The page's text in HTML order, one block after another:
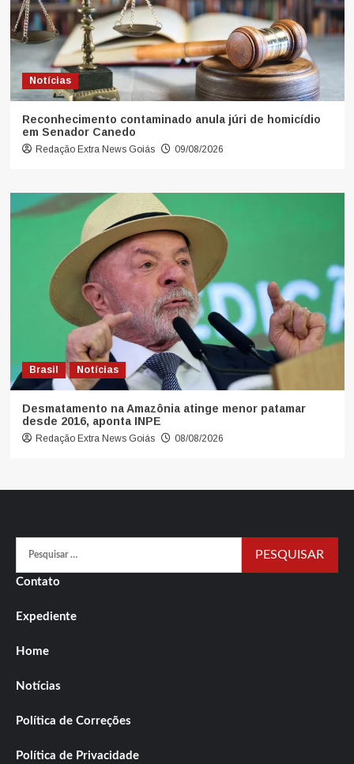
Notícias
Reconhecimento contaminado anula júri de homicídio
em Senador Canedo
Redação Extra News Goiás 09/08/2026
Brasil Notícias
Desmatamento na Amazônia atinge menor patamar
desde 2016, aponta INPE
Redação Extra News Goiás 08/08/2026
por:
Contato
Expediente
Home
Notícias
Política de Correções
Política de Privacidade